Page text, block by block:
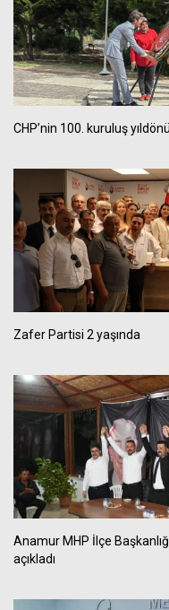
CHP’nin 100. kuruluş
Zafer Partisi 2 yaşında
Anamur MHP İlçe
açıkladı